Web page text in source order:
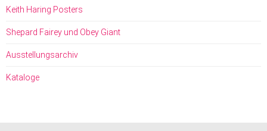
Keith Haring Posters
Shepard Fairey und Obey Giant
Ausstellungsarchiv
Kataloge